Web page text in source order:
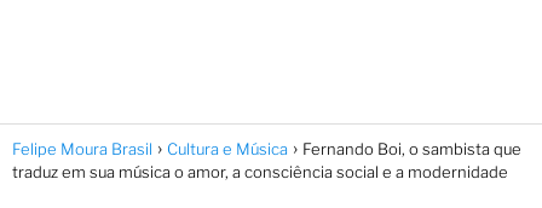
Felipe Moura Brasil Cultura e Música
Fernando Boi, o sambista que
traduz em sua música o amor, a consciência social e a modernidade